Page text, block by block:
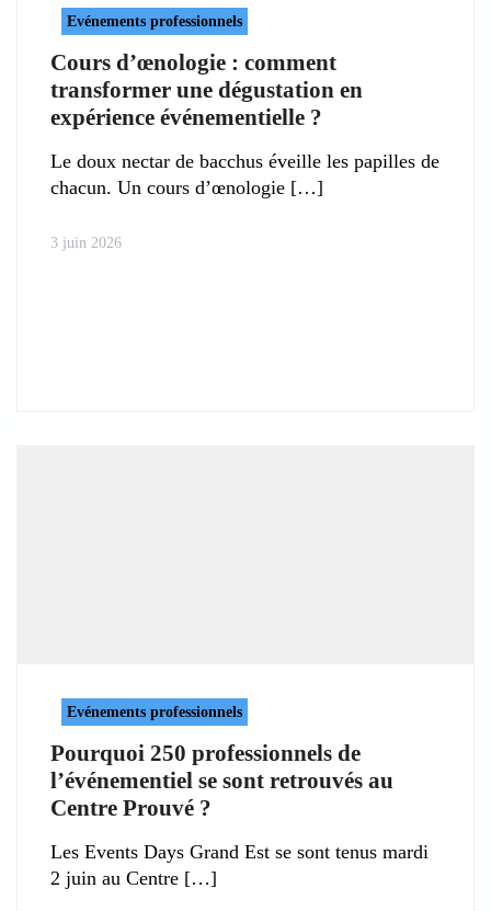
Evénements professionnels
Cours d’œnologie : comment
transformer une dégustation en
expérience événementielle ?
Le doux nectar de bacchus éveille les papilles de
chacun. Un cours d’œnologie
3 juin 2026
Evénements professionnels
Pourquoi 250 professionnels de
l’événementiel se sont retrouvés au
Centre Prouvé ?
Les Events Days Grand Est se sont tenus mardi
2 juin au Centre